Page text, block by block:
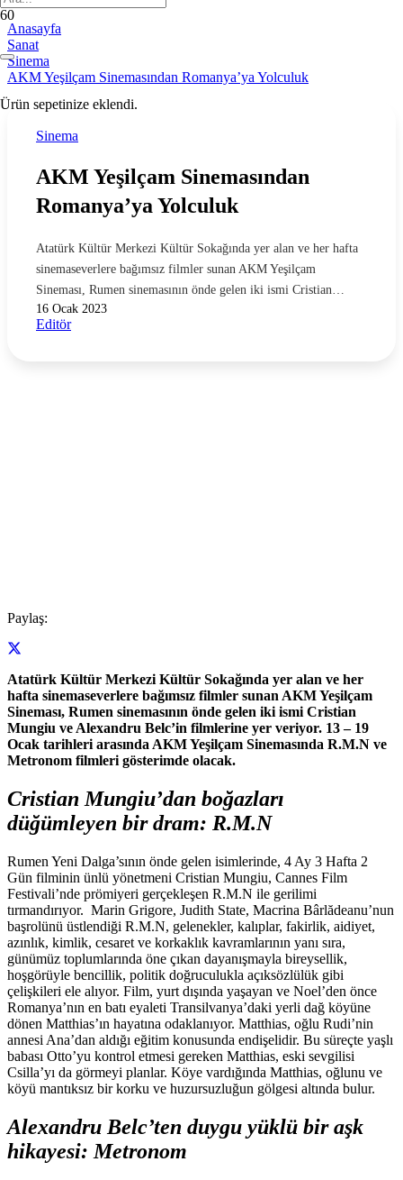
Ürün sepetinize eklendi.
Anasayfa
Sanat
Sinema
AKM Yeşilçam Sinemasından Romanya’ya Yolculuk
Sinema
AKM Yeşilçam Sinemasından
Romanya’ya Yolculuk
Atatürk Kültür Merkezi Kültür Sokağında yer alan ve her hafta
sinemaseverlere bağımsız filmler sunan AKM Yeşilçam
Sineması, Rumen sinemasının önde gelen iki ismi Cristian…
16 Ocak 2023
Editör
Paylaş:
Atatürk Kültür Merkezi Kültür Sokağında yer alan ve her
hafta sinemaseverlere bağımsız filmler sunan AKM Yeşilçam
Sineması, Rumen sinemasının önde gelen iki ismi Cristian
Mungiu ve Alexandru Belc’in filmlerine yer veriyor. 13 – 19
Ocak tarihleri arasında AKM Yeşilçam Sinemasında R.M.N ve
Metronom filmleri gösterimde olacak.
Cristian Mungiu’dan boğazları
düğümleyen bir dram: R.M.N
Rumen Yeni Dalga’sının önde gelen isimlerinde, 4 Ay 3 Hafta 2
Gün filminin ünlü yönetmeni Cristian Mungiu, Cannes Film
Festivali’nde prömiyeri gerçekleşen R.M.N ile gerilimi
tırmandırıyor. Marin Grigore, Judith State, Macrina Bârlădeanu’nun
başrolünü üstlendiği R.M.N, gelenekler, kalıplar, fakirlik, aidiyet,
azınlık, kimlik, cesaret ve korkaklık kavramlarının yanı sıra,
günümüz toplumlarında öne çıkan dayanışmayla bireysellik,
hoşgörüyle bencillik, politik doğruculukla açıksözlülük gibi
çelişkileri ele alıyor. Film, yurt dışında yaşayan ve Noel’den önce
Romanya’nın en batı eyaleti Transilvanya’daki yerli dağ köyüne
dönen Matthias’ın hayatına odaklanıyor. Matthias, oğlu Rudi’nin
annesi Ana’dan aldığı eğitim konusunda endişelidir. Bu süreçte yaşlı
babası Otto’yu kontrol etmesi gereken Matthias, eski sevgilisi
Csilla’yı da görmeyi planlar. Köye vardığında Matthias, oğlunu ve
köyü mantıksız bir korku ve huzursuzluğun gölgesi altında bulur.
Alexandru Belc’ten duygu yüklü bir aşk
hikayesi: Metronom